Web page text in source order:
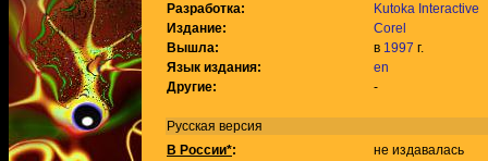
Разработка:
Kutoka Interactive
Издание:
Corel
Вышла:
в 1997 г.
Язык издания:
en
Другие:
-
Русская версия
В России*: не издавалась